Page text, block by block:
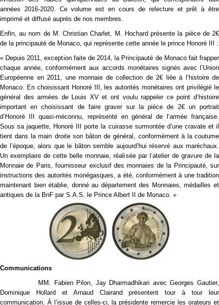
années 2016-2020. Ce volume est en cours de relecture et prêt à être
imprimé et diffusé auprès de nos membres.
Enfin, au nom de M. Christian Charlet, M. Hochard présente la pièce de 2€
de la principauté de Monaco, qui représente cette année le prince Honoré III :
« Depuis 2011, exception faite de 2014, la Principauté de Monaco fait frapper
chaque année, conformément aux accords monétaires signés avec l’Union
Européenne en 2011, une monnaie de collection de 2€ liée à l’histoire de
Monaco. En choisissant Honoré III, les autorités monétaires ont privilégié le
général des armées de Louis XV et ont voulu rappeler ce point d’histoire
important en choisissant de faire graver sur la pièce de 2€ un portrait
d’Honoré III quasi-méconnu, représenté en général de l’armée française.
Sous sa jaquette, Honoré III porte la cuirasse surmontée d’une cravate et il
tient dans la main droite son bâton de général, conformément à la coutume
de l’époque, alors que le bâton semble aujourd’hui réservé aux maréchaux.
Un exemplaire de cette belle monnaie, réalisée par l’atelier de gravure de la
Monnaie de Paris, fournisseur exclusif des monnaies de la Principauté, sur
instructions des autorités monégasques, a été, conformément à une tradition
maintenant bien établie, donné au département des Monnaies, médailles et
antiques de la BnF par S.A.S. le Prince Albert II de Monaco. »
Communications
MM. Fabien Pilon, Jay Dharmadhikari avec Georges Gautier,
Dominique Hollard et Arnaud Clairand présentent tour à tour leur
communication. À l’issue de celles-ci, la présidente remercie les orateurs et